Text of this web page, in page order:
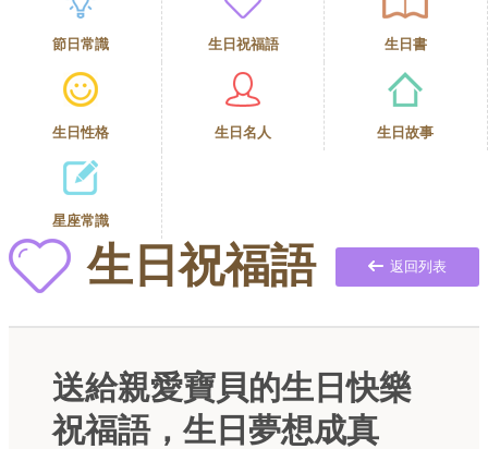
節日常識 生日祝福語 生日書
生日性格 生日名人 生日故事
星座常識
生日祝福語 返回列表
送給親愛寶貝的生日快樂
祝福語，生日夢想成真